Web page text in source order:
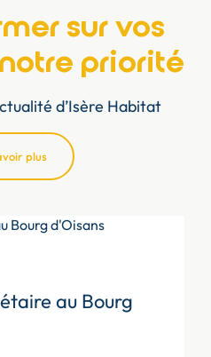
sur vos
priorité
d’Isère Habitat
plus
au Bourg